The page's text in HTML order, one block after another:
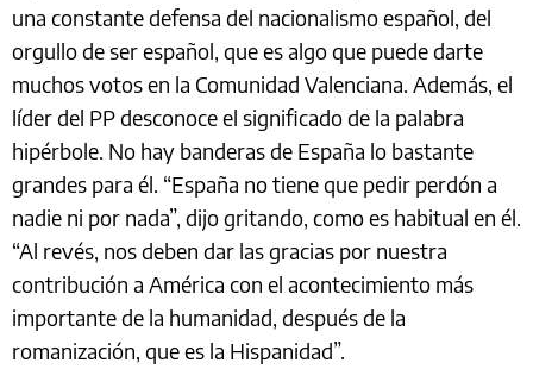
una constante defensa del nacionalismo español, del
orgullo de ser español, que es algo que puede darte
muchos votos en la Comunidad Valenciana. Además, el
líder del PP desconoce el significado de la palabra
hipérbole. No hay banderas de España lo bastante
grandes para él. “España no tiene que pedir perdón a
nadie ni por nada”, dijo gritando, como es habitual en él.
“Al revés, nos deben dar las gracias por nuestra
contribución a América con el acontecimiento más
importante de la humanidad, después de la
romanización, que es la Hispanidad”.